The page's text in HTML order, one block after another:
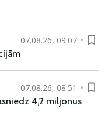
07.08.26, 09:07
07.08.26, 08:51
4,2 miljonus